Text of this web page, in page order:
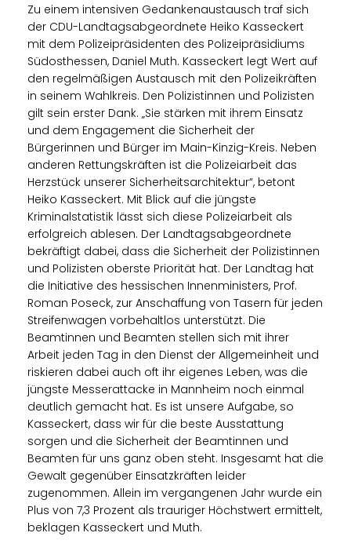
Zu einem intensiven Gedankenaustausch traf sich
der CDU-Landtagsabgeordnete Heiko Kasseckert
mit dem Polizeipräsidenten des Polizeipräsidiums
Südosthessen, Daniel Muth. Kasseckert legt Wert auf
den regelmäßigen Austausch mit den Polizeikräften
in seinem Wahlkreis. Den Polizistinnen und Polizisten
gilt sein erster Dank. „Sie stärken mit ihrem Einsatz
und dem Engagement die Sicherheit der
Bürgerinnen und Bürger im Main-Kinzig-Kreis. Neben
anderen Rettungskräften ist die Polizeiarbeit das
Herzstück unserer Sicherheitsarchitektur“, betont
Heiko Kasseckert. Mit Blick auf die jüngste
Kriminalstatistik lässt sich diese Polizeiarbeit als
erfolgreich ablesen. Der Landtagsabgeordnete
bekräftigt dabei, dass die Sicherheit der Polizistinnen
und Polizisten oberste Priorität hat. Der Landtag hat
die Initiative des hessischen Innenministers, Prof.
Roman Poseck, zur Anschaffung von Tasern für jeden
Streifenwagen vorbehaltlos unterstützt. Die
Beamtinnen und Beamten stellen sich mit ihrer
Arbeit jeden Tag in den Dienst der Allgemeinheit und
riskieren dabei auch oft ihr eigenes Leben, was die
jüngste Messerattacke in Mannheim noch einmal
deutlich gemacht hat. Es ist unsere Aufgabe, so
Kasseckert, dass wir für die beste Ausstattung
sorgen und die Sicherheit der Beamtinnen und
Beamten für uns ganz oben steht. Insgesamt hat die
Gewalt gegenüber Einsatzkräften leider
zugenommen. Allein im vergangenen Jahr wurde ein
Plus von 7,3 Prozent als trauriger Höchstwert ermittelt,
beklagen Kasseckert und Muth.